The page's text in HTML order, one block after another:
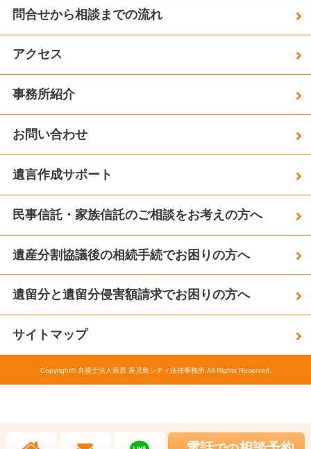
問合せから相談までの流れ
アクセス
事務所紹介
お問い合わせ
遺言作成サポート
民事信託・家族信託のご相談をお考えの方へ
遺産分割協議後の相続手続でお困りの方へ
遺留分と遺留分侵害額請求でお困りの方へ
サイトマップ
Copyright© 弁護士法人萩原 鹿児島シティ法律事務所.All Rights Reserved.